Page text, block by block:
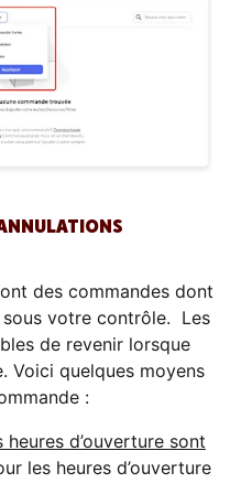
des commandes dont
sous votre contrôle. Les
de revenir lorsque
Voici quelques moyens
:
d’ouverture sont
les heures d’ouverture